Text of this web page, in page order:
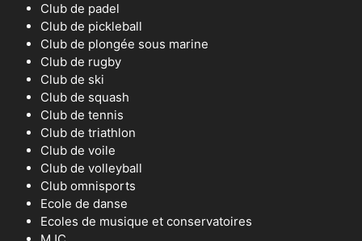
Club de padel
Club de pickleball
Club de plongée sous marine
Club de rugby
Club de ski
Club de squash
Club de tennis
Club de triathlon
Club de voile
Club de volleyball
Club omnisports
Ecole de danse
Ecoles de musique et conservatoires